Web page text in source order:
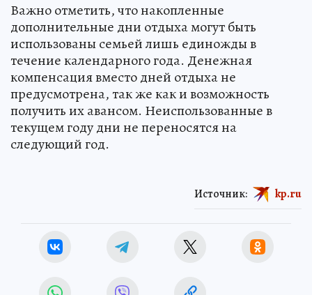
Важно отметить, что накопленные
дополнительные дни отдыха могут быть
использованы семьей лишь единожды в
течение календарного года. Денежная
компенсация вместо дней отдыха не
предусмотрена, так же как и возможность
получить их авансом. Неиспользованные в
текущем году дни не переносятся на
следующий год.
Источник: kp.ru